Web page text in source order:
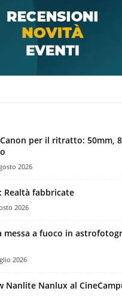
per il ritratto: 50mm,
2026
Realtà fabbricate
2026
messa a fuoco in
2026
Nanlite Nanlux al